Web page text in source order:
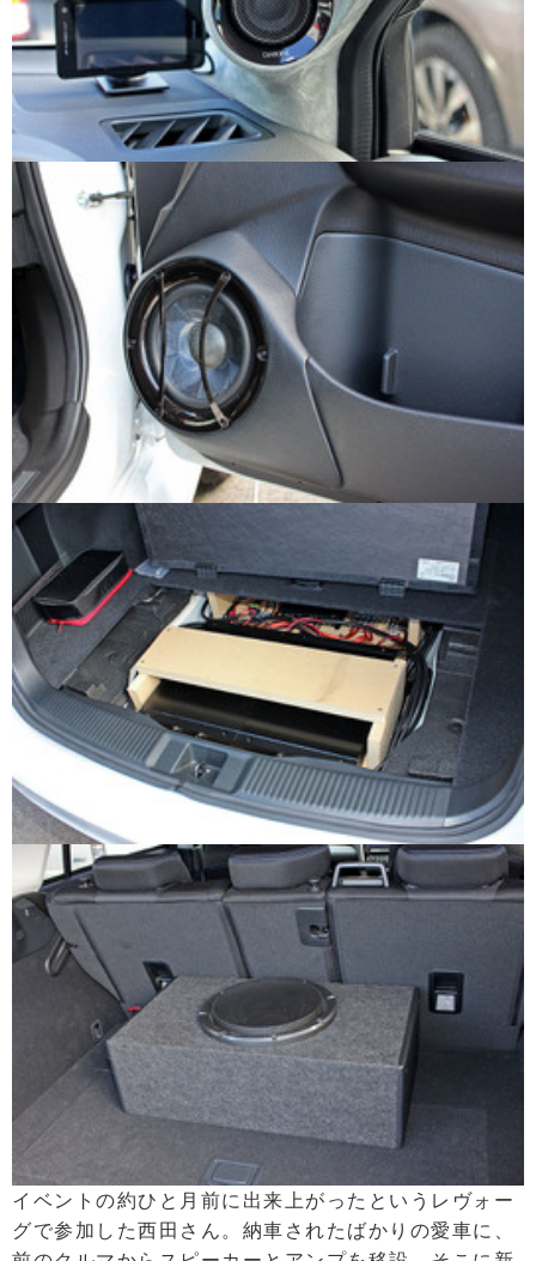
イベントの約ひと月前に出来上がったというレヴォー
グで参加した西田さん。納車されたばかりの愛車に、